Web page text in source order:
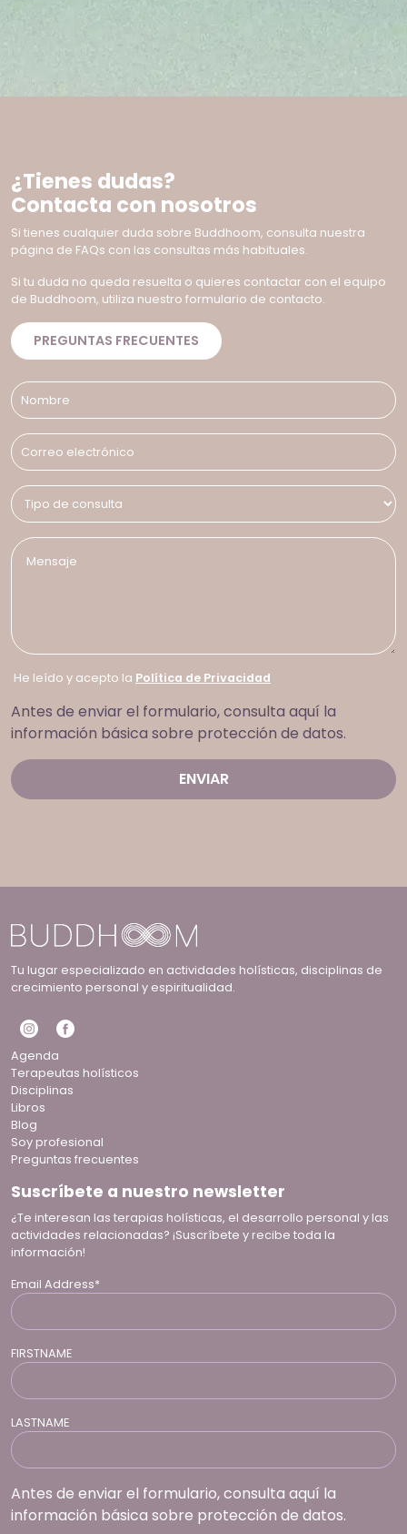
¿Tienes dudas?
Contacta con nosotros
Si tienes cualquier duda sobre Buddhoom, consulta nuestra
página de FAQs con las consultas más habituales.
Si tu duda no queda resuelta o quieres contactar con el equipo
de Buddhoom, utiliza nuestro formulario de contacto.
PREGUNTAS FRECUENTES
He leído y acepto la Política de Privacidad
Antes de enviar el formulario, consulta aquí la
información básica sobre protección de datos.
Tu lugar especializado en actividades holísticas, disciplinas de
crecimiento personal y espiritualidad.
Agenda
Terapeutas holísticos
Disciplinas
Libros
Blog
Soy profesional
Preguntas frecuentes
Suscríbete a nuestro newsletter
¿Te interesan las terapias holísticas, el desarrollo personal y las
actividades relacionadas? ¡Suscríbete y recibe toda la
información!
Email Address*
FIRSTNAME
LASTNAME
Antes de enviar el formulario, consulta aquí la
información básica sobre protección de datos.